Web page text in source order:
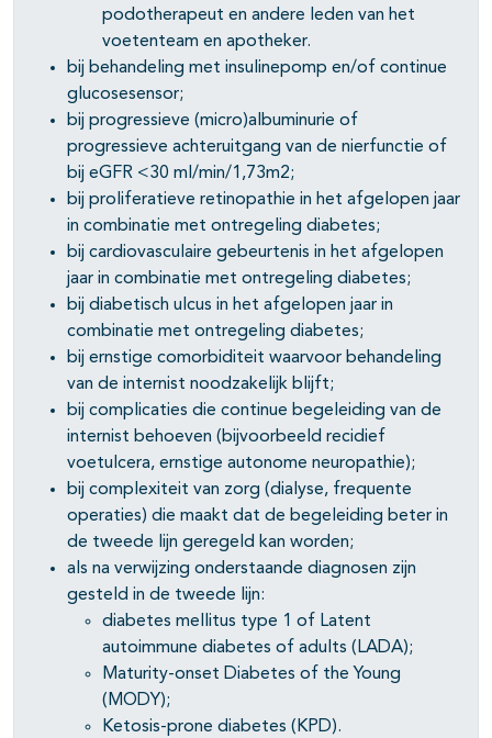
podotherapeut en andere leden van het
voetenteam en apotheker.
bij behandeling met insulinepomp en/of continue
glucosesensor;
bij progressieve (micro)albuminurie of
progressieve achteruitgang van de nierfunctie of
bij eGFR <30 ml/min/1,73m2;
bij proliferatieve retinopathie in het afgelopen jaar
in combinatie met ontregeling diabetes;
bij cardiovasculaire gebeurtenis in het afgelopen
jaar in combinatie met ontregeling diabetes;
bij diabetisch ulcus in het afgelopen jaar in
combinatie met ontregeling diabetes;
bij ernstige comorbiditeit waarvoor behandeling
van de internist noodzakelijk blijft;
bij complicaties die continue begeleiding van de
internist behoeven (bijvoorbeeld recidief
voetulcera, ernstige autonome neuropathie);
bij complexiteit van zorg (dialyse, frequente
operaties) die maakt dat de begeleiding beter in
de tweede lijn geregeld kan worden;
als na verwijzing onderstaande diagnosen zijn
gesteld in de tweede lijn:
diabetes mellitus type 1 of Latent
autoimmune diabetes of adults (LADA);
Maturity-onset Diabetes of the Young
(MODY);
Ketosis-prone diabetes (KPD).